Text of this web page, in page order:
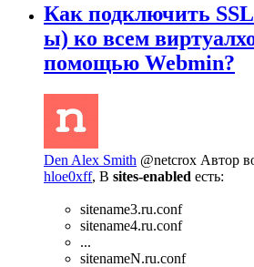
Как подключить
ы) ко всем
помощью Webmin?
Den Alex Smith @netcrox Автор
hloe0xff, В sites-enabled есть:
sitename3.ru.conf
sitename4.ru.conf
...
sitenameN.ru.conf